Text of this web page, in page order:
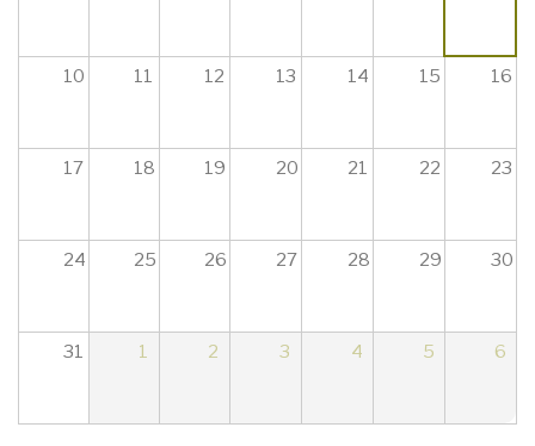
15
18
20
21
10 11 12 13 14 15 16
17 18 19 20 21 22 23
24 25 26 27 28 29 30
31 1 2 3 4 5 6